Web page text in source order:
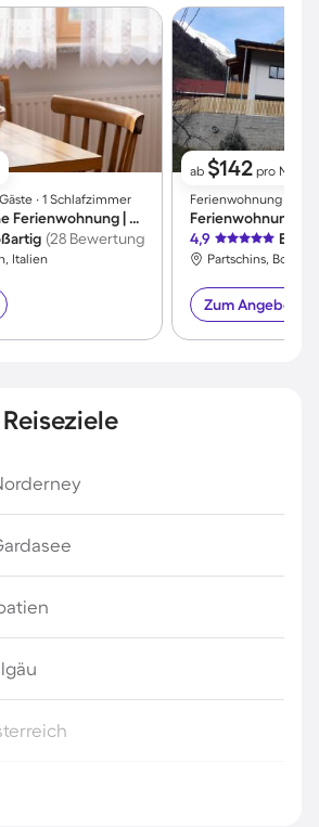
∙ 1 Schlafzimmer
Kinderfreundliche Ferienwohnung | Hunde erlaubt
(28 Bewertungen)
Italien
ab $142 pro Nacht
Ferienwohnung ∙ 5
Ferienwohnung |
4,9
Partschins, Bozen,
Zum Angebot